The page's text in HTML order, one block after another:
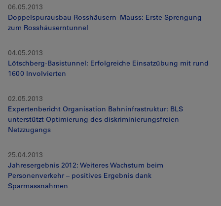
06.05.2013
Doppelspurausbau Rosshäusern–Mauss: Erste Sprengung
zum Rosshäuserntunnel
04.05.2013
Lötschberg-Basistunnel: Erfolgreiche Einsatzübung mit rund
1600 Involvierten
02.05.2013
Expertenbericht Organisation Bahninfrastruktur: BLS
unterstützt Optimierung des diskriminierungsfreien
Netzzugangs
25.04.2013
Jahresergebnis 2012: Weiteres Wachstum beim
Personenverkehr – positives Ergebnis dank
Sparmassnahmen